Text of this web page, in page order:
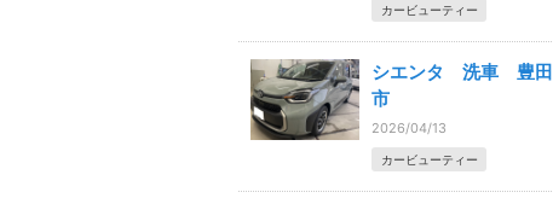
カービューティー
シエンタ 洗車 豊田
市
2026/04/13
カービューティー